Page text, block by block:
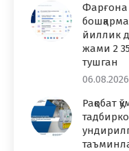
Фарғона
йиллик
жами 2
тушган
06.08.2026
Рақобат